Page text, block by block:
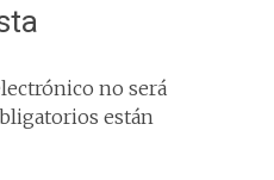
no será
están